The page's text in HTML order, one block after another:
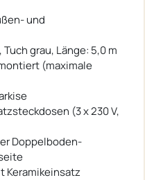
und
grau, Länge: 5,0 m
(maximale
(3 x 230 V,
Doppelboden-
Keramikeinsatz